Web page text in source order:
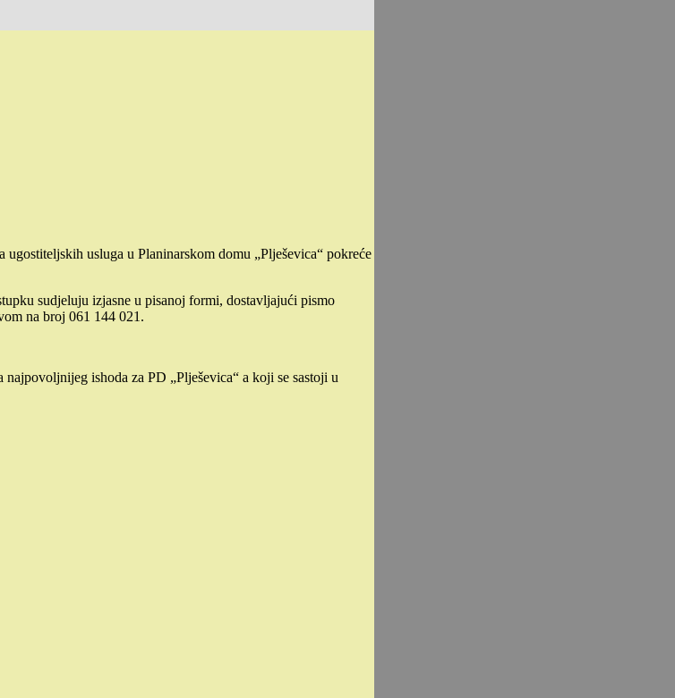
usluga u Planinarskom domu „Plješevica“ pokreće
sudjeluju izjasne u pisanoj formi, dostavljajući pismo
na broj 061 144 021.
ishoda za PD „Plješevica“ a koji se sastoji u